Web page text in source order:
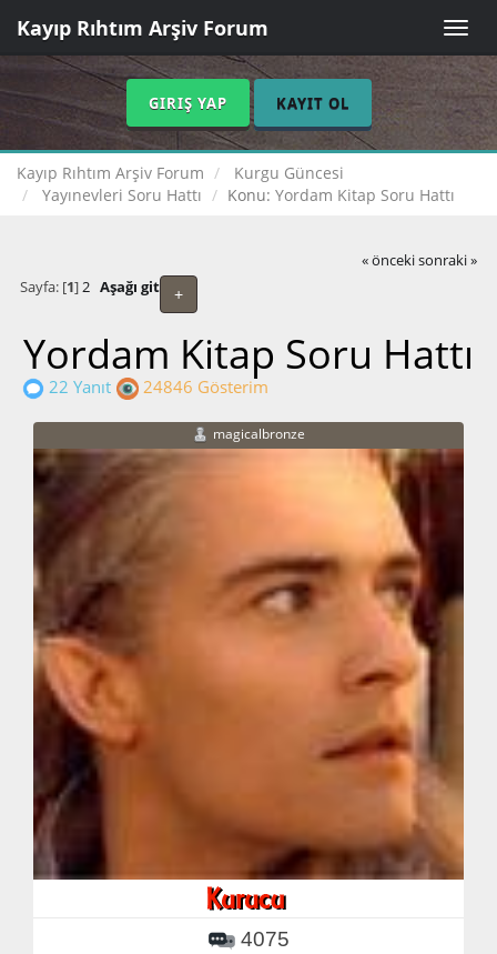
Toggle
Kayıp Rıhtım Arşiv Forum
GIRIŞ YAP KAYIT OL
Kayıp Rıhtım Arşiv Forum
Kurgu Güncesi
Yayınevleri Soru Hattı
Konu: Yordam Kitap Soru Hattı
« önceki sonraki »
+
Sayfa: [1]2 Aşağı git
Yordam Kitap Soru Hattı
22 Yanıt 24846 Gösterim
magicalbronze
4075